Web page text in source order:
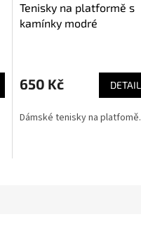
Tenisky na platformě s
kamínky modré
650 Kč DETAIL
Dámské tenisky na platfomě.